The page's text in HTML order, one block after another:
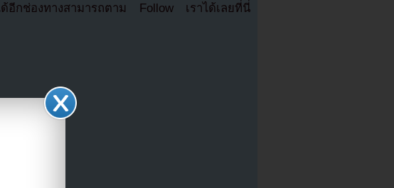
อีกช่องทางสามารถตาม Follow เราได้เลยที่นี่